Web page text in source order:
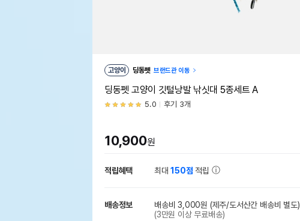
고양이 딩동펫 브랜드관 이동
딩동펫 고양이 깃털냥발 낚싯대 5종세트 A
5.0 후기 3개
10,900원
적립혜택 최대150점 적립
배송정보 배송비 3,000원 (제주/도서산간 배송비 별도)
(3만원 이상 무료배송)